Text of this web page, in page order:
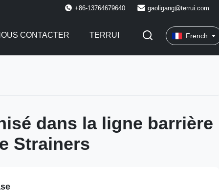
+86-13764679640 gaoligang@terrui.com
CONTACTER TERRUI French
dans la ligne barrière
Strainers